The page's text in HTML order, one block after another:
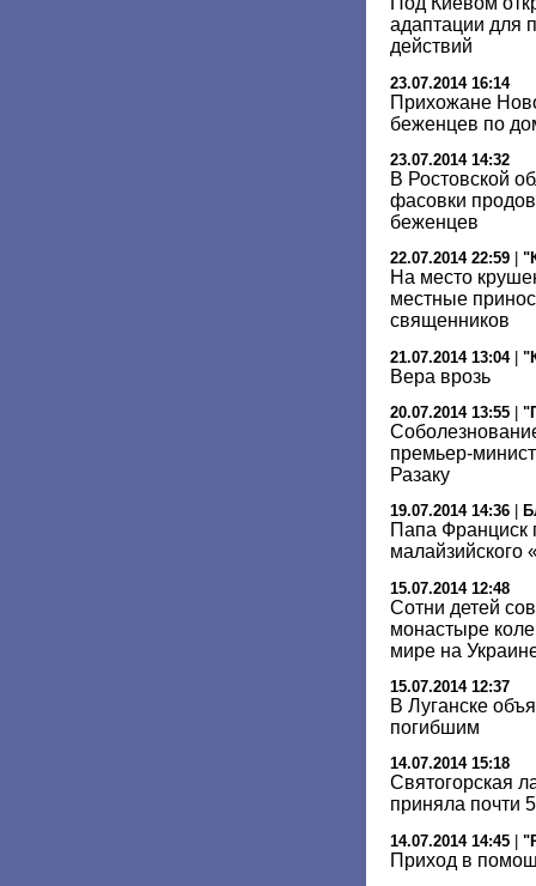
адаптации для
действий
23.07.2014 16:14
Прихожане
беженцев по
23.07.2014 14:32
В Ростовской
фасовки
беженцев
22.07.2014 22:59
На место
местные
священников
21.07.2014 13:04|
Вера врозь
20.07.2014 13:55
премьер-
Разаку
19.07.2014 14:36
Папа Франциск
малайзийского
15.07.2014 12:48
Сотни детей
монастыре
мире на
15.07.2014 12:37
В Луганске
погибшим
14.07.2014 15:18
Cвятогорская
приняла почти
14.07.2014 14:45 |
Приход в